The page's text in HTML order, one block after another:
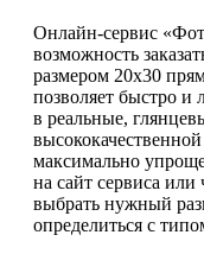
Онлайн-сервис
возможность
размером 20х30
позволяет быстро и
в реальные,
максимально
на сайт сервиса
выбрать нужный
определиться с